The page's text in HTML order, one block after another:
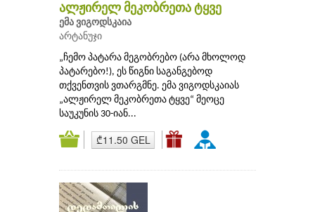
ალჟირელ მეკობრეთა ტყვე
ემა ვიგოდსკაია
არტანუჯი
„ჩემო პატარა მეგობრებო (არა მხოლოდ
პატარებო!), ეს წიგნი საგანგებოდ
თქვენთვის ვთარგმნე. ემა ვიგოდსკაიას
„ალჟირელ მეკობრეთა ტყვე“ მეოცე
საუკუნის 30-იან...
₾11.50 GEL